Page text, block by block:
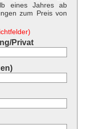
eines Jahres ab
zum Preis von
Privat